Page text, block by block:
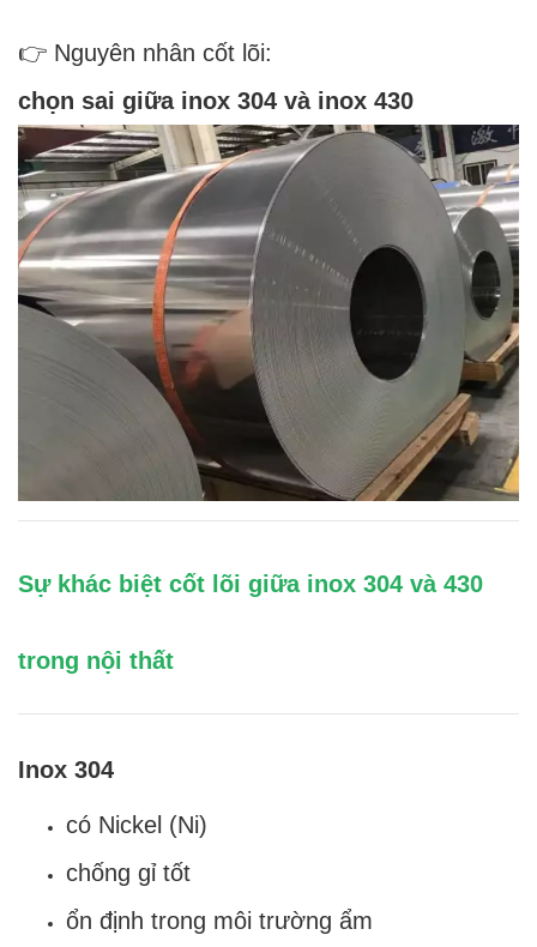
👉 Nguyên nhân cốt lõi:
chọn sai giữa inox 304 và inox 430
Sự khác biệt cốt lõi giữa inox 304 và 430
trong nội thất
Inox 304
có Nickel (Ni)
chống gỉ tốt
ổn định trong môi trường ẩm